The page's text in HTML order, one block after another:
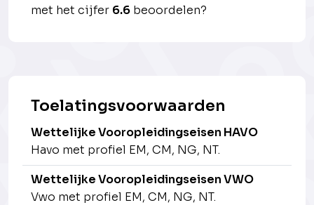
met het cijfer 6.6 beoordelen?
Toelatingsvoorwaarden
Wettelijke Vooropleidingseisen HAVO
Havo met profiel EM, CM, NG, NT.
Wettelijke Vooropleidingseisen VWO
Vwo met profiel EM, CM, NG, NT.